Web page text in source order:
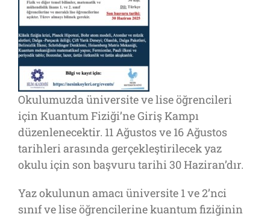
Okulumuzda üniversite ve lise öğrencileri
için Kuantum Fiziği’ne Giriş Kampı
düzenlenecektir. 11 Ağustos ve 16 Ağustos
tarihleri arasında gerçekleştirilecek yaz
okulu için son başvuru tarihi 30 Haziran’dır.
Yaz okulunun amacı üniversite 1 ve 2’nci
sınıf ve lise öğrencilerine kuantum fiziğinin